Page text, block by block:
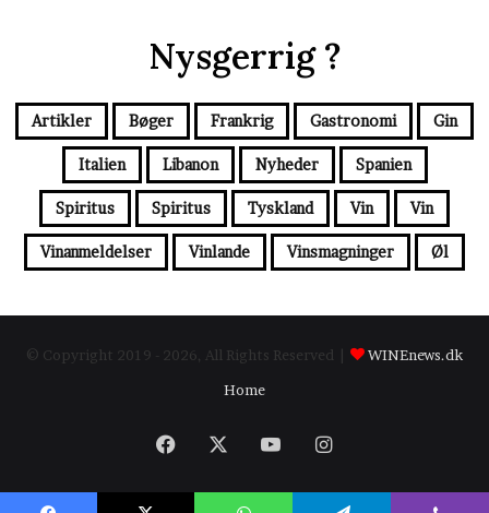
Nysgerrig ?
Artikler Bøger Frankrig Gastronomi Gin
Italien Libanon Nyheder Spanien
Spiritus Spiritus Tyskland Vin Vin
Vinanmeldelser Vinlande Vinsmagninger Øl
© Copyright 2019 - 2026, All Rights Reserved |
WINEnews.dk
Home
Facebook YouTubeInstagram